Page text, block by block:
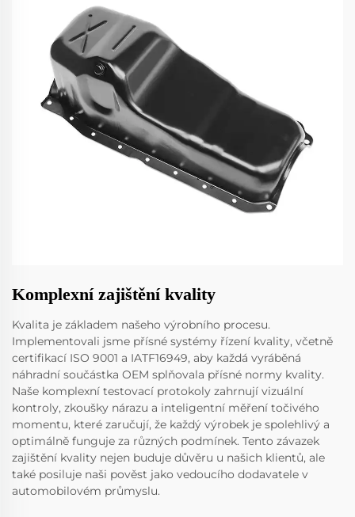
Komplexní zajištění kvality
Kvalita je základem našeho výrobního procesu.
Implementovali jsme přísné systémy řízení kvality, včetně
certifikací ISO 9001 a IATF16949, aby každá vyráběná
náhradní součástka OEM splňovala přísné normy kvality.
Naše komplexní testovací protokoly zahrnují vizuální
kontroly, zkoušky nárazu a inteligentní měření točivého
momentu, které zaručují, že každý výrobek je spolehlivý a
optimálně funguje za různých podmínek. Tento závazek
zajištění kvality nejen buduje důvěru u našich klientů, ale
také posiluje naši pověst jako vedoucího dodavatele v
automobilovém průmyslu.